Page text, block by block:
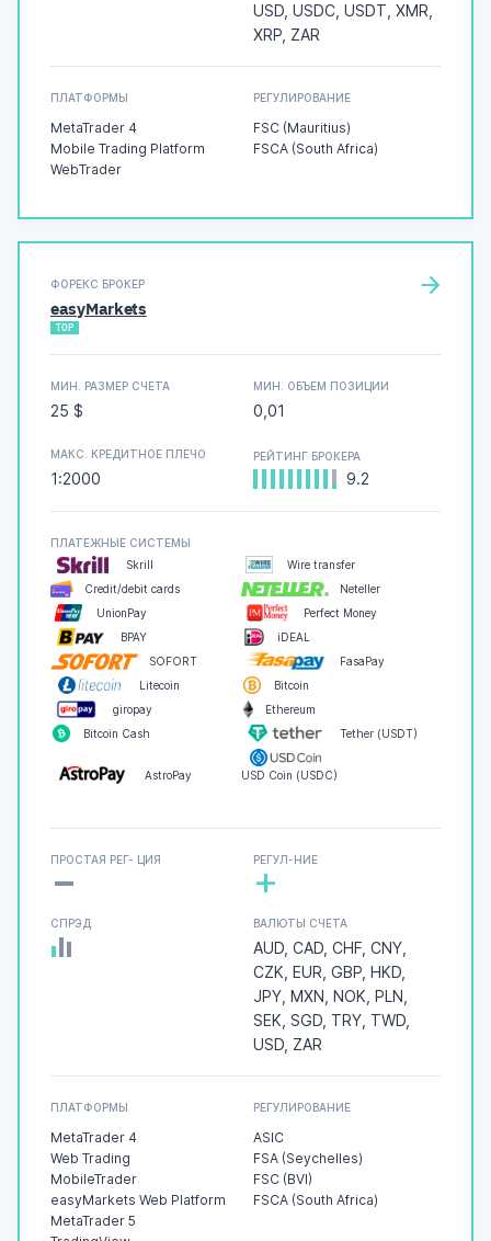
USD, USDC, USDT, XMR,
XRP, ZAR
ПЛАТФОРМЫ
MetaTrader 4
Mobile Trading Platform
WebTrader
РЕГУЛИРОВАНИЕ
FSC (Mauritius)
FSCA (South Africa)
ФОРЕКС БРОКЕР
easyMarkets
TOP
МИН. РАЗМЕР СЧЕТА
25 $
МИН. ОБЪЕМ ПОЗИЦИИ
0,01
МАКС. КРЕДИТНОЕ ПЛЕЧО
1:2000
РЕЙТИНГ БРОКЕРА
9.2
ПЛАТЕЖНЫЕ СИСТЕМЫ
Skrill
Wire transfer
Credit/debit cards
Neteller
UnionPay
Perfect Money
BPAY
iDEAL
SOFORT
FasaPay
Litecoin
Bitcoin
giropay
Ethereum
Bitcoin Cash
Tether (USDT)
AstroPay USD Coin (USDC)
ПРОСТАЯ РЕГ- ЦИЯ
- РЕГУЛ-НИЕ
+
СПРЭД ВАЛЮТЫ СЧЕТА
AUD, CAD, CHF, CNY,
CZK, EUR, GBP, HKD,
JPY, MXN, NOK, PLN,
SEK, SGD, TRY, TWD,
USD, ZAR
ПЛАТФОРМЫ
MetaTrader 4
Web Trading
MobileTrader
easyMarkets Web Platform
MetaTrader 5
РЕГУЛИРОВАНИЕ
ASIC
FSA (Seychelles)
FSC (BVI)
FSCA (South Africa)